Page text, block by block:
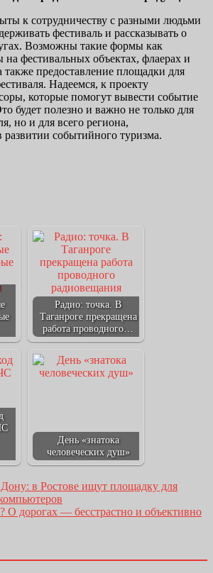
к сотрудничеству с разными людьми
фестиваль и рассказывать о
Возможны такие формы как
фестивальных объектах, флаерах и
предоставление площадки для
Надеемся, к проекту
которые помогут вывести событие
будет полезно и важно не только для
но и для всего региона,
развитии событийного туризма.
Радио: точка. В
Таганроге прекращена
работа проводного…
День «знатока
человеческих душ»
в Ростове ищут площадку для
О дорогах — бесстрастно и объективно